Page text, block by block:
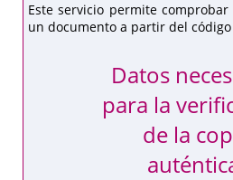
Este servicio permite
un documento a partir del
Datos
para la
de la